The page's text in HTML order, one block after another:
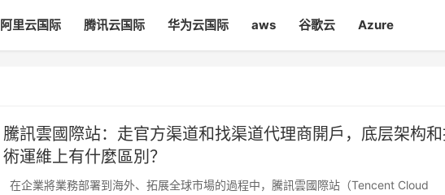
阿里云国际 腾讯云国际 华为云国际 aws 谷歌云 Azure
騰訊雲國際站：走官方渠道和找渠道代理商開戶，底层架构
術運維上有什麼區別？
在企業將業務部署到海外、拓展全球市場的過程中，騰訊雲國際站（Tencent Cloud